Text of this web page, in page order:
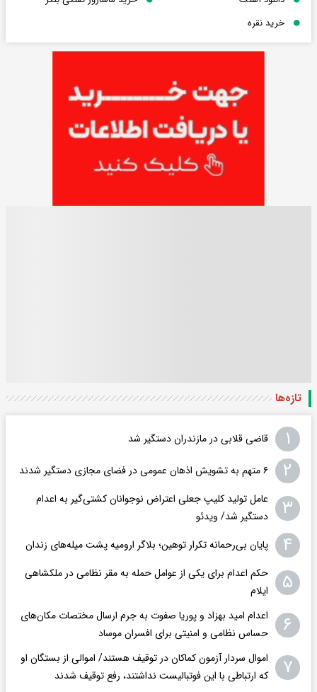
خرید نقره
تازه‌ها
۱ قاضی قلابی در مازندران دستگیر شد
۲ ۶ متهم به تشویش اذهان عمومی در فضای مجازی دستگیر شدند
۳
عامل تولید کلیپ جعلی اعتراض نوجوانان کشتی‌گیر به اعدام
دستگیر شد/ ویدئو
۴ پایان بی‌رحمانه تکرار توهین؛ بلاگر ارومیه پشت میله‌های زندان
۵
حکم اعدام برای یکی از عوامل حمله به مقر نظامی در ملکشاهی
ایلام
۶
اعدام امید بهزاد و پوریا صفوت به جرم ارسال مختصات مکان‌های
حساس نظامی و امنیتی برای افسران موساد
۷
اموال سردار آزمون کماکان در توقیف هستند/ اموالی از بستگان او
که ارتباطی با این فوتبالیست نداشتند، رفع توقیف شدند